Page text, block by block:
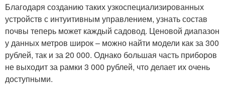
Благодаря созданию таких узкоспециализированных
устройств с интуитивным управлением, узнать состав
почвы теперь может каждый садовод. Ценовой диапазон
у данных метров широк – можно найти модели как за 300
рублей, так и за 20 000. Однако большая часть приборов
не выходит за рамки 3 000 рублей, что делает их очень
доступными.